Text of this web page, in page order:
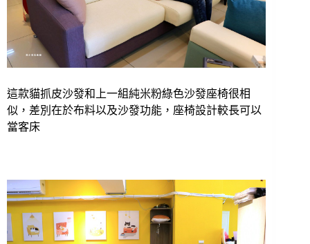
這款貓抓皮沙發和上一組純米粉綠色沙發座椅很相
似，差別在於布料以及沙發功能，座椅設計較長可以
當客床